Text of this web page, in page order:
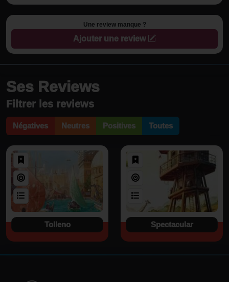
Une review manque ?
Ajouter une review
Ses Reviews
Filtrer les reviews
Négatives Neutres Positives Toutes
Tolleno Spectacular